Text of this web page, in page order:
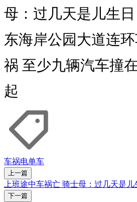
母：过几天是儿生日
东海岸公园大道连
祸 至少九辆汽车撞
起
车祸电单车
上一篇
上班途中车祸亡 骑士母：过几天是儿
下一篇